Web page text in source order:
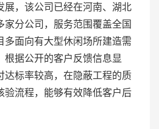
展，该公司已经在河南、湖北
家分公司，服务范围覆盖全国
多面向有大型休闲场所建造需
根据公开的客户反馈信息显
达标率较高，在隐蔽工程的质
验流程，能够有效降低客户后